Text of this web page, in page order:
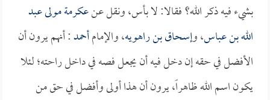
بشيء فيه ذكر الله؟ فقالا: لا بأس، ونقل عنعكرمة مولى عبد
الله بن عباس، وإسحاق بن راهويه، والإمامأحمد: أنهم يرون أن
الأفضل في حقه إن دخل فيه أن يجعل فصه في داخل راحته؛ لئلا
يكون اسم الله ظاهراً، يرون أن هذا أولى وأفضل في حق من